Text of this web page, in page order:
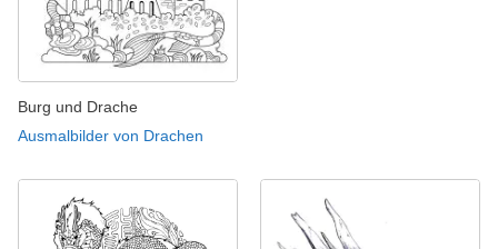
Burg und Drache
Ausmalbilder von Drachen